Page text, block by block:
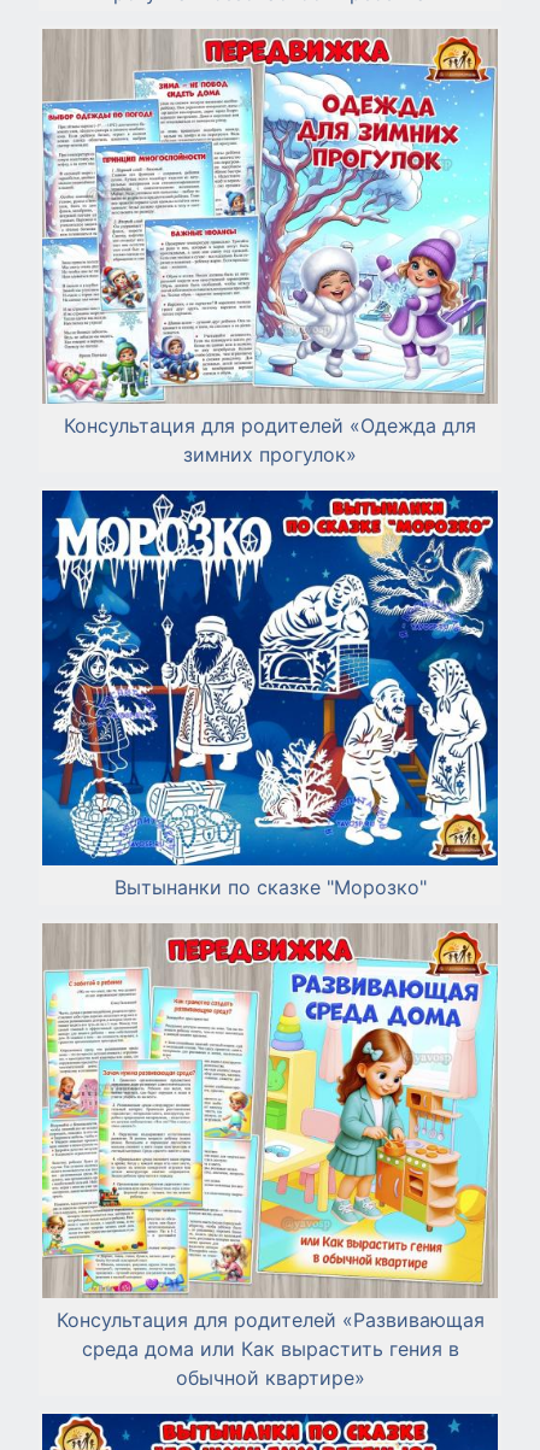
Консультация для родителей «Одежда для
зимних прогулок»
Вытынанки по сказке "Морозко"
Консультация для родителей «Развивающая
среда дома или Как вырастить гения в
обычной квартире»